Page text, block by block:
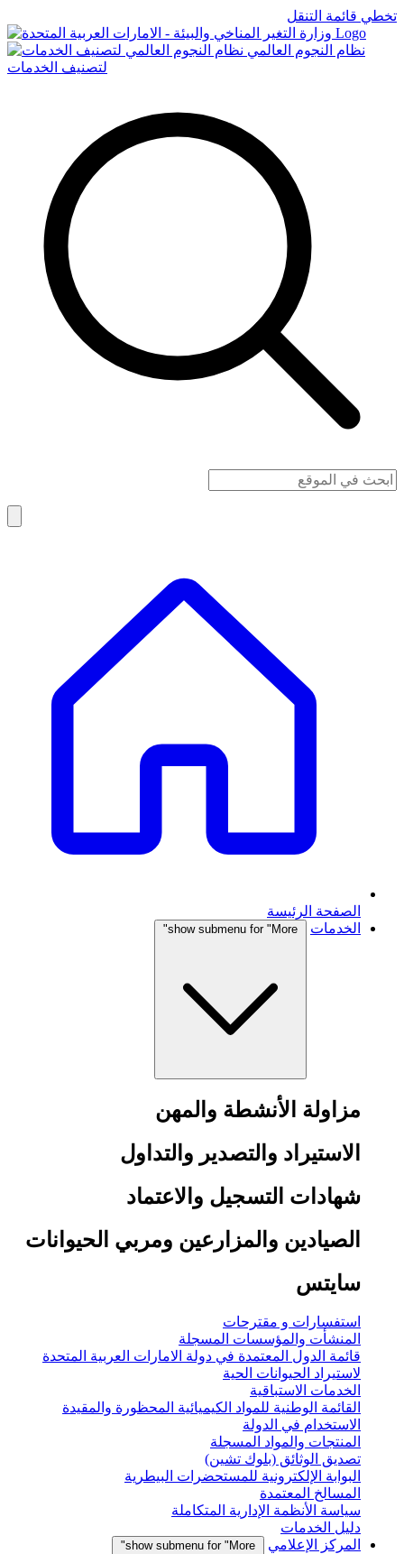
تخطي قائمة التنقل
Logo
نظام النجوم العالمي
لتصنيف الخدمات
الصفحة الرئيسة
الخدمات
show submenu for "More"
مزاولة الأنشطة والمهن
الاستيراد والتصدير والتداول
شهادات التسجيل والاعتماد
الصيادين والمزارعين ومربي الحيوانات
سايتس
استفسارات و مقترحات
المنشأت والمؤسسات المسجلة
قائمة الدول المعتمدة في دولة الامارات العربية المتحدة
لاستيراد الحيوانات الحية
الخدمات الاستباقية
القائمة الوطنية للمواد الكيميائية المحظورة والمقيدة
الاستخدام في الدولة
المنتجات والمواد المسجلة
تصديق الوثائق (بلوك تشين)
البوابة الإلكترونية للمستحضرات البيطرية
المسالخ المعتمدة
سياسة الأنظمة الإدارية المتكاملة
دليل الخدمات
المركز الإعلامي
show submenu for "More"